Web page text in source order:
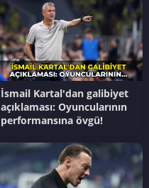
İsmail Kartal'dan galibiyet
açıklaması: Oyuncularının
performansına övgü!